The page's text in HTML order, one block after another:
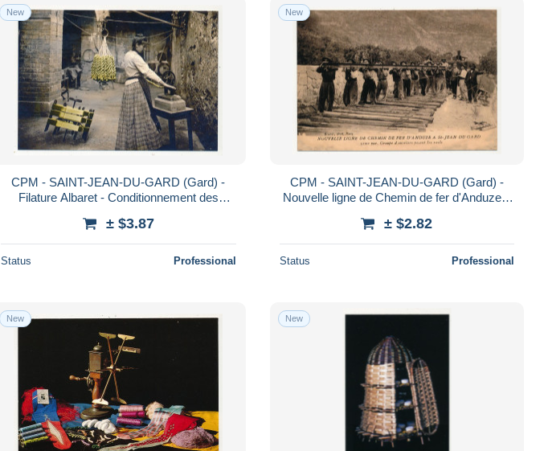
New
CPM - SAINT-JEAN-DU-GARD (Gard) -
Filature Albaret - Conditionnement des
± $3.87
Status Professional
New
CPM - SAINT-JEAN-DU-GARD (Gard) -
Nouvelle ligne de Chemin de fer d'Anduze à
± $2.82
Status Professional
New New